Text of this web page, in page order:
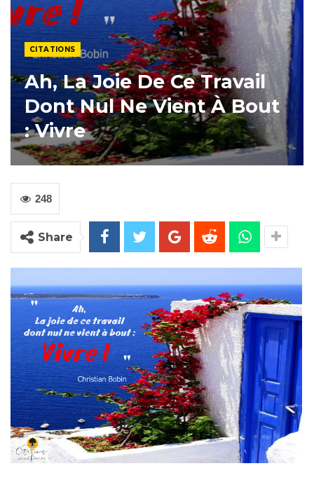
CITATIONS
Ah, La Joie De Ce Travail
Dont Nul Ne Vient À Bout
: Vivre
248
Share